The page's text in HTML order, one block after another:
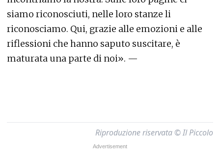
siamo riconosciuti, nelle loro stanze li
riconosciamo. Qui, grazie alle emozioni e alle
riflessioni che hanno saputo suscitare, è
maturata una parte di noi». —
Riproduzione riservata © Il Piccolo